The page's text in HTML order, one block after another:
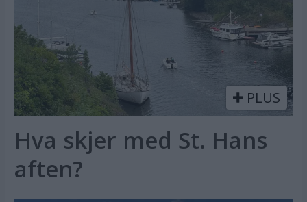
PLUS
Hva skjer med St. Hans
aften?